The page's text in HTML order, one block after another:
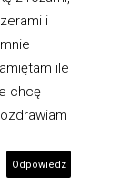
i
ile
chcę
Odpowiedz